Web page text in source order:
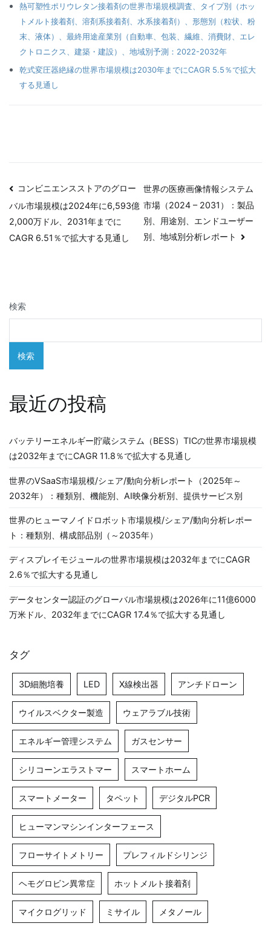
熱可塑性ポリウレタン接着剤の世界市場規模調査、タイプ別（ホッ
トメルト接着剤、溶剤系接着剤、水系接着剤）、形態別（粒状、粉
末、液体）、最終用途産業別（自動車、包装、繊維、消費財、エレ
クトロニクス、建築・建設）、地域別予測：2022-2032年
乾式変圧器絶縁の世界市場規模は2030年までにCAGR 5.5％で拡大
する見通し
投
稿
ナ
ー
シ
ョ
ン
コンビニエンスストアのグロー
バル市場規模は2024年に6,593億
2,000万ドル、2031年までに
CAGR 6.51％で拡大する見通し
世界の医療画像情報システム
市場（2024 – 2031）：製品
別、用途別、エンドユーザー
別、地域別分析レポート
検索
検索
最近の投稿
バッテリーエネルギー貯蔵システム（BESS）TICの世界市場規模
は2032年までにCAGR 11.8％で拡大する見通し
世界のVSaaS市場規模/シェア/動向分析レポート（2025年～
2032年）：種類別、機能別、AI映像分析別、提供サービス別
世界のヒューマノイドロボット市場規模/シェア/動向分析レポー
ト：種類別、構成部品別（～2035年）
ディスプレイモジュールの世界市場規模は2032年までにCAGR
2.6％で拡大する見通し
データセンター認証のグローバル市場規模は2026年に11億6000
万米ドル、2032年までにCAGR 17.4％で拡大する見通し
タグ
3D細胞培養 LED X線検出器 アンチドローン
ウイルスベクター製造 ウェアラブル技術
エネルギー管理システム ガスセンサー
シリコーンエラストマー スマートホーム
スマートメーター タペット デジタルPCR
ヒューマンマシンインターフェース
フローサイトメトリー プレフィルドシリンジ
ヘモグロビン異常症 ホットメルト接着剤
マイクログリッド ミサイル メタノール